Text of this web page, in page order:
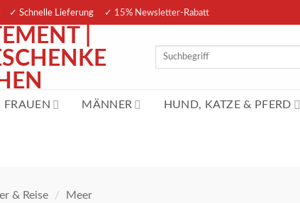
€ ✓ Schnelle Lieferung ✓ 15% Newsletter-Rabatt
nach:
FRAUEN MÄNNER HUND, KATZE & PFERD
& Reise / Meer